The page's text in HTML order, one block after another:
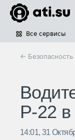
Все сервисы
← Безопасность
Р-22 в
14:01, 31